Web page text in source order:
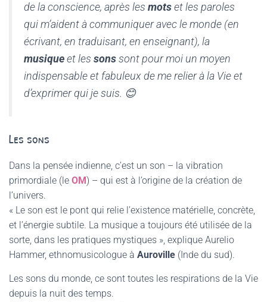
de la conscience, après les motset les paroles
qui m’aident à communiquer avec le monde (en
écrivant, en traduisant, en enseignant), la
musiqueet les sonssont pour moi un moyen
indispensable et fabuleux de me relier à la Vie et
d’exprimer qui je suis. 😊
Les sons
Dans la pensée indienne, c’est un son – la vibration
primordiale (le OM ) – qui est à l’origine de la création de
l’univers.
« Le son est le pont qui relie l’existence matérielle, concrète,
et l’énergie subtile. La musique a toujours été utilisée de la
sorte, dans les pratiques mystiques », explique Aurelio
Hammer, ethnomusicologue à Auroville (Inde du sud).
Les sons du monde, ce sont toutes les respirations de la Vie
depuis la nuit des temps.